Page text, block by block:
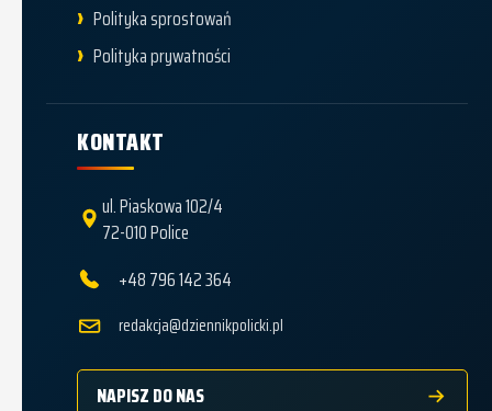
Polityka sprostowań
Polityka prywatności
KONTAKT
ul. Piaskowa 102/4
72-010 Police
+48 796 142 364
redakcja@dziennikpolicki.pl
NAPISZ DO NAS